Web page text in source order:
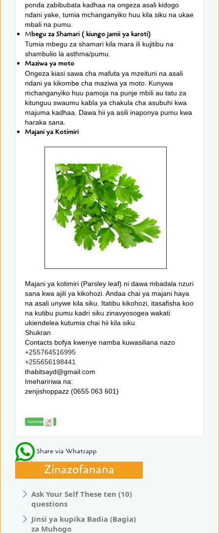
ponda zabibubata kadhaa na ongeza asali kidogo
ndani yake, tumia mchanganyiko huu kila siku na ukae
mbali na pumu.
Mbegu za Shamari ( kiungo jamii ya karoti)
Tumia mbegu za shamari kila mara ili kujitibu na
shambulio la asthma/pumu.
Maziwa ya moto
Ongeza kiasi sawa cha mafuta ya mzeituni na asali
ndani ya kikombe cha maziwa ya moto. Kunywa
mchanganyiko huu pamoja na punje mbili au tatu za
kitunguu swaumu kabla ya chakula cha asubuhi kwa
majuma kadhaa. Dawa hii ya asili inaponya pumu kwa
haraka sana.
Majani ya Kotimiri
Majani ya kotimiri (Parsley leaf) ni dawa mbadala nzuri
sana kwa ajili ya kikohozi. Andaa chai ya majani haya
na asali unywe kila siku. Itatibu kikohozi, itasafisha koo
na kutibu pumu kadri siku zinavyosogea wakati
ukiendelea kutumia chai hii kila siku.
Shukran
Contacts bofya kwenye namba kuwasiliana nazo
+255764516995
+255656198441
thabitsayd@gmail.com
Imehaririwa na:
zenjishoppazz (0655 063 601)
Download
Share via Whatsapp
Zinazofanana
Ask Your Self These ten (10)
questions
Jinsi ya kupika Badia (Bagia)
za Muhogo